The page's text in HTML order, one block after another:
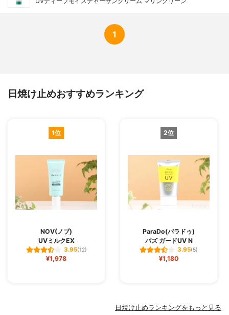
1
日焼け止めおすすめランキング
1位
NOV(ノブ)
UVミルクEX
3.95(12)
¥1,978
2位
ParaDo(パラドゥ)
バズ ガードUV N
3.95(5)
¥1,180
日焼け止めランキングをもっと見る